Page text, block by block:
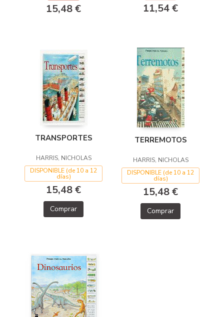
15,48 € 11,54 €
TRANSPORTES
HARRIS, NICHOLAS
DISPONIBLE (de 10 a 12
días)
15,48 €
Comprar
TERREMOTOS
HARRIS, NICHOLAS
DISPONIBLE (de 10 a 12
días)
15,48 €
Comprar